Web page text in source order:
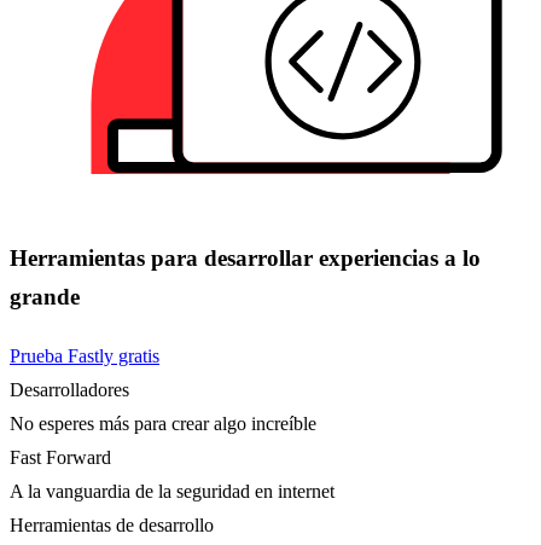
Herramientas para desarrollar experiencias a lo
grande
Prueba Fastly gratis
Desarrolladores
No esperes más para crear algo increíble
Fast Forward
A la vanguardia de la seguridad en internet
Herramientas de desarrollo